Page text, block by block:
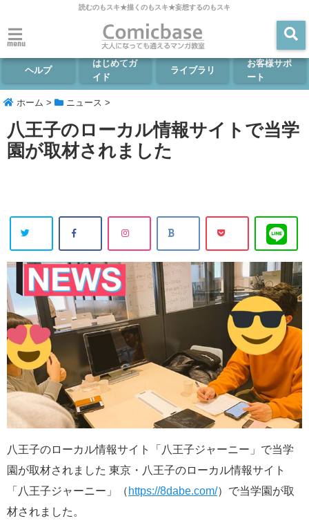
読むのもスキ★描くのもスキ★妄想するのもスキ
menu
ヘルプ
はじめてガ
イド
ライブラリ
お客様サポ
ート
ホーム > ニュース >
八王子のローカル情報サイトで当学
園が取材されました
八王子のローカル情報サイト「八王子ジャーニー」で当学
園が取材されました 東京・八王子のローカル情報サイト
「八王子ジャーニー」（ https://8dabe.com/）で当学園が取
材されました。